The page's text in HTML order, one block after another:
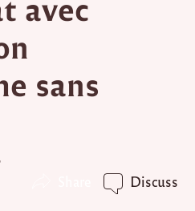
sans
Discuss